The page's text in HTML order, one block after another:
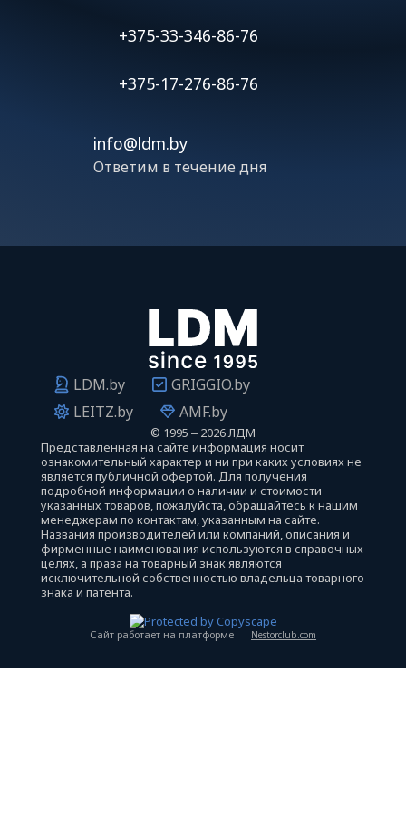
+375-33-346-86-76
+375-17-276-86-76
info@ldm.by
Ответим в течение дня
LDM.by
GRIGGIO.by
LEITZ.by
AMF.by
© 1995 ‒ 2026 ЛДМ
Представленная на сайте информация носит
ознакомительный характер и ни при каких условиях не
является публичной офертой. Для получения
подробной информации о наличии и стоимости
указанных товаров, пожалуйста, обращайтесь к нашим
менеджерам по контактам, указанным на сайте.
Названия производителей или компаний, описания и
фирменные наименования используются в справочных
целях, а права на товарный знак являются
исключительной собственностью владельца товарного
знака и патента.
Сайт работает на платформе Nestorclub.com